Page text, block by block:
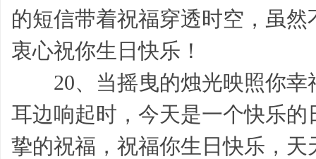
的短信带着祝福穿透时空，虽
衷心祝你生日快乐！
20、当摇曳的烛光映照你幸
耳边响起时，今天是一个快乐
挚的祝福，祝福你生日快乐，天